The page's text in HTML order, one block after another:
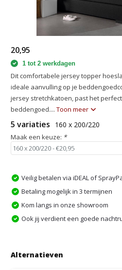
20,95
1 tot 2 werkdagen
Dit comfortabele jersey topper
ideale aanvulling op je
jersey stretchkatoen, past het
beddengoed....Toon meer
5 variaties 160 x 200/220
Maak een keuze: *
Veilig betalen via iDEAL of
Betaling mogelijk in 3 termijnen
Kom langs in onze showroom
Ook jij verdient een goede
Alternatieven